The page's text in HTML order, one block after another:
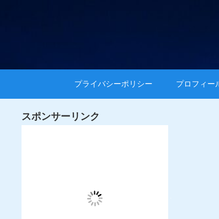
プライバシーポリシー プロフィー
スポンサーリンク